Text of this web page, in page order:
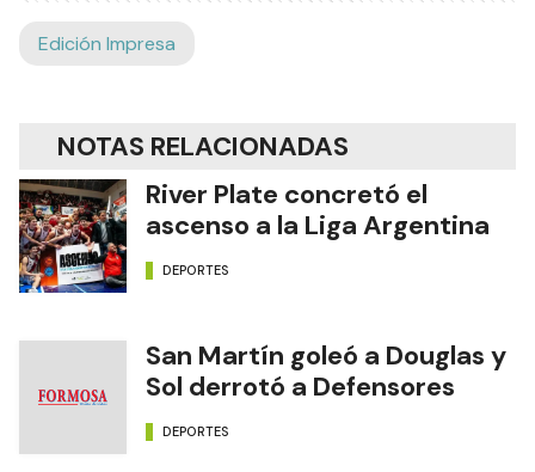
Edición Impresa
NOTAS RELACIONADAS
River Plate concretó el
ascenso a la Liga Argentina
DEPORTES
San Martín goleó a Douglas y
Sol derrotó a Defensores
DEPORTES